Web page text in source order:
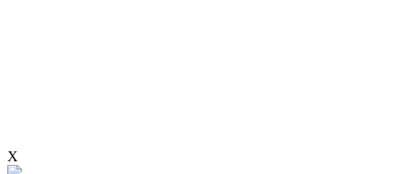
X